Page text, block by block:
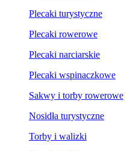
Plecaki turystyczne
Plecaki rowerowe
Plecaki narciarskie
Plecaki wspinaczkowe
Sakwy i torby rowerowe
Nosidła turystyczne
Torby i walizki